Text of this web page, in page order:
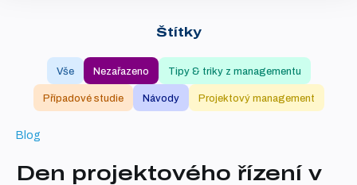
Blog
Den projektového řízení v
Štítky
Vše Nezařazeno Tipy & triky z managementu
Případové studie Návody Projektový management